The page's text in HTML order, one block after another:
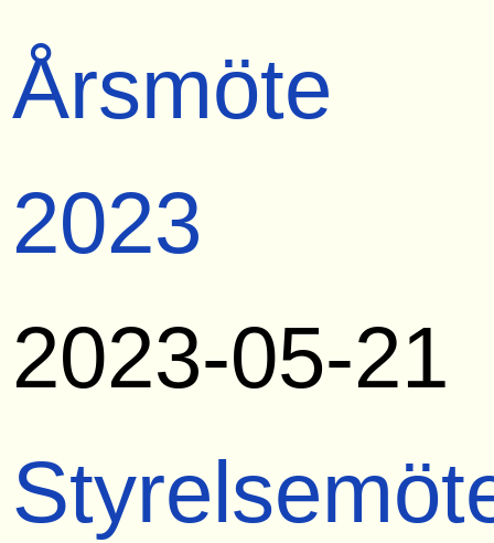
Årsmöte
2023
2023-05-21